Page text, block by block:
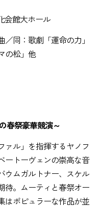
会館大ホール
同：歌劇「運命の力」
の松」他
春祭豪華競演～
ァル」を指揮するヤノフ
ートーヴェンの崇高な音
ウムガルトナー、スケル
待。ムーティと春祭オー
はポピュラーな作品が並